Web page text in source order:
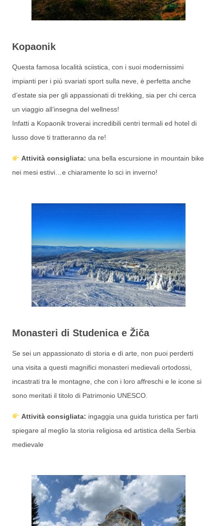
Kopaonik
Questa famosa località sciistica, con i suoi modernissimi
impianti per i più svariati sport sulla neve, è perfetta anche
d’estate sia per gli appassionati di trekking, sia per chi cerca
un viaggio all’insegna del wellness!
Infatti a Kopaonik troverai incredibili centri termali ed hotel di
lusso dove ti tratteranno da re!
Attività consigliata: una bella escursione in mountain bike
nei mesi estivi…e chiaramente lo sci in inverno!
Monasteri di Studenica e Žiča
Se sei un appassionato di storia e di arte, non puoi perderti
una visita a questi magnifici monasteri medievali ortodossi,
incastrati tra le montagne, che con i loro affreschi e le icone si
sono meritati il titolo di Patrimonio UNESCO.
Attività consigliata: ingaggia una guida turistica per farti
spiegare al meglio la storia religiosa ed artistica della Serbia
medievale